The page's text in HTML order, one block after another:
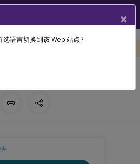
Recording 2103
弃
话播放
×
语言切换到该 Web 站点?